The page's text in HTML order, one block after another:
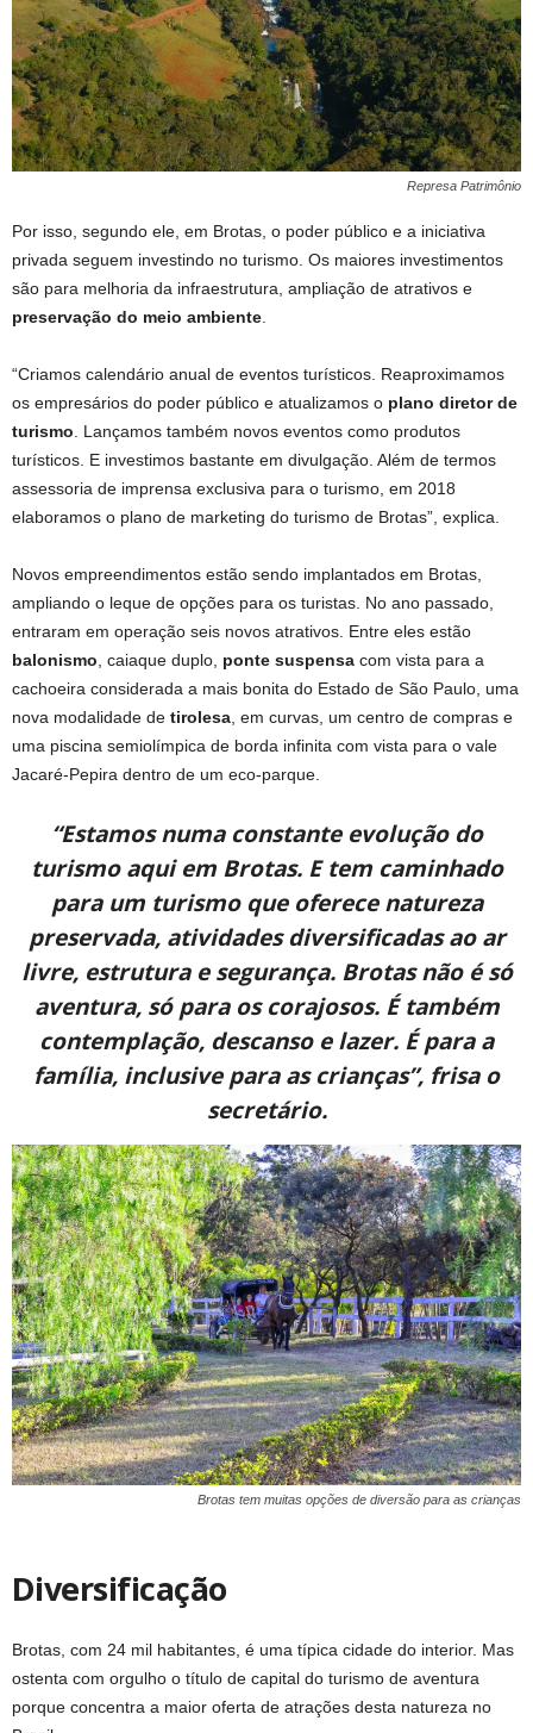
Represa Patrimônio
Por isso, segundo ele, em Brotas, o poder público e a iniciativa
privada seguem investindo no turismo. Os maiores investimentos
são para melhoria da infraestrutura, ampliação de atrativos e
preservação do meio ambiente.
“Criamos calendário anual de eventos turísticos. Reaproximamos
os empresários do poder público e atualizamos o plano diretor de
turismo. Lançamos também novos eventos como produtos
turísticos. E investimos bastante em divulgação. Além de termos
assessoria de imprensa exclusiva para o turismo, em 2018
elaboramos o plano de marketing do turismo de Brotas”, explica.
Novos empreendimentos estão sendo implantados em Brotas,
ampliando o leque de opções para os turistas. No ano passado,
entraram em operação seis novos atrativos. Entre eles estão
balonismo, caiaque duplo, ponte suspensa com vista para a
cachoeira considerada a mais bonita do Estado de São Paulo, uma
nova modalidade de tirolesa, em curvas, um centro de compras e
uma piscina semiolímpica de borda infinita com vista para o vale
Jacaré-Pepira dentro de um eco-parque.
“Estamos numa constante evolução do
turismo aqui em Brotas. E tem caminhado
para um turismo que oferece natureza
preservada, atividades diversificadas ao ar
livre, estrutura e segurança. Brotas não é só
aventura, só para os corajosos. É também
contemplação, descanso e lazer. É para a
família, inclusive para as crianças”, frisa o
secretário.
Brotas tem muitas opções de diversão para as crianças
Diversificação
Brotas, com 24 mil habitantes, é uma típica cidade do interior. Mas
ostenta com orgulho o título de capital do turismo de aventura
porque concentra a maior oferta de atrações desta natureza no